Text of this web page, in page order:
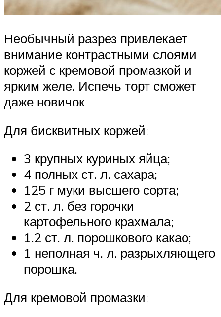
Необычный разрез привлекает
внимание контрастными слоями
коржей с кремовой промазкой и
ярким желе. Испечь торт сможет
даже новичок
Для бисквитных коржей:
3 крупных куриных яйца;
4 полных ст. л. сахара;
125 г муки высшего сорта;
2 ст. л. без горочки
картофельного крахмала;
1.2 ст. л. порошкового какао;
1 неполная ч. л. разрыхляющего
порошка.
Для кремовой промазки: